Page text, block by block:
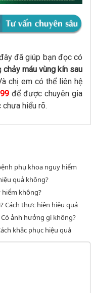
đã giúp bạn đọc có
chảy máu vùng kín sau
chị em có thể liên hệ
để được chuyên gia
hiểu rõ.
phụ khoa nguy hiểm
quả không?
không?
Cách thực hiện hiệu quả
ảnh hưởng gì không?
khắc phục hiệu quả